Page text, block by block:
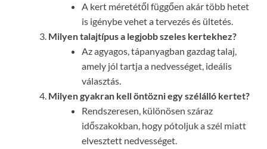
A kert méretétől függően akár több hetet
is igénybe vehet a tervezés és ültetés.
Milyen talajtípus a legjobb szeles kertekhez?
Az agyagos, tápanyagban gazdag talaj,
amely jól tartja a nedvességet, ideális
választás.
Milyen gyakran kell öntözni egy szélálló kertet?
Rendszeresen, különösen száraz
időszakokban, hogy pótoljuk a szél miatt
elvesztett nedvességet.